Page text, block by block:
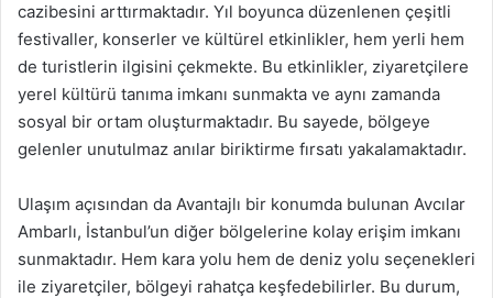
cazibesini arttırmaktadır. Yıl boyunca düzenlenen çeşitli
festivaller, konserler ve kültürel etkinlikler, hem yerli hem
de turistlerin ilgisini çekmekte. Bu etkinlikler, ziyaretçilere
yerel kültürü tanıma imkanı sunmakta ve aynı zamanda
sosyal bir ortam oluşturmaktadır. Bu sayede, bölgeye
gelenler unutulmaz anılar biriktirme fırsatı yakalamaktadır.
Ulaşım açısından da Avantajlı bir konumda bulunan Avcılar
Ambarlı, İstanbul’un diğer bölgelerine kolay erişim imkanı
sunmaktadır. Hem kara yolu hem de deniz yolu seçenekleri
ile ziyaretçiler, bölgeyi rahatça keşfedebilirler. Bu durum,